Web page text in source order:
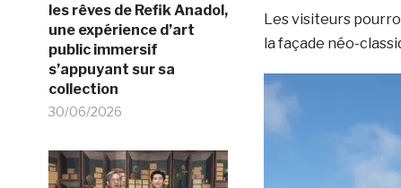
les rêves de Refik Anadol,
une expérience d’art
public immersif
s’appuyant sur sa
collection
30/06/2026
Les visiteurs
la façade néo-